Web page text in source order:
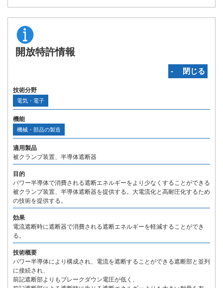
開放特許情報
‐ 閉じる
技術分野
電気・電子
機能
機械・部品の製造
適用製品
被クランプ装置、半導体遮断器
目的
パワー半導体で消費される遮断エネルギーをより少なくすることができる
被クランプ装置、半導体遮断器を提供する。大電流化と高耐圧化するため
の技術を提供する。
効果
電流遮断時に遮断器で消費される遮断エネルギーを軽減することができ
る。
技術概要
パワー半導体により構成され、電流を遮断することができる遮断部と並列
に接続され、
前記遮断部よりもブレークダウン電圧が低く、